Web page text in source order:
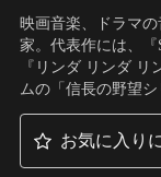
映画音楽、ドラマ
家。代表作には、『
『リンダ リンダ
ムの「信長の野望
お気に入り